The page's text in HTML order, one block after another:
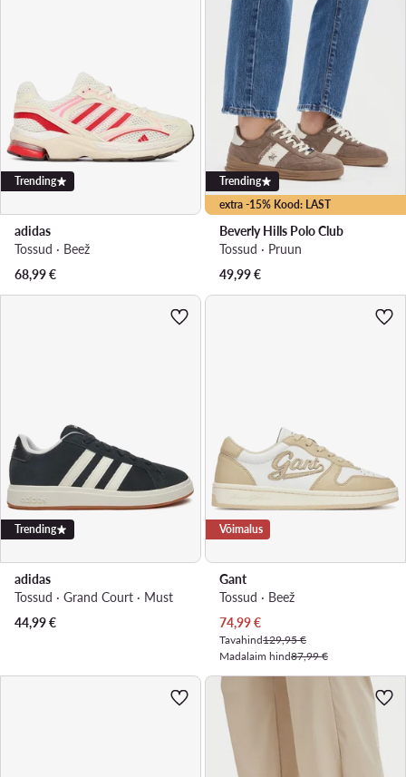
Trending
adidas
Tossud · Beež
68,99€
extra -15% Kood: LAST
Trending
Beverly Hills Polo Club
Tossud · Pruun
49,99€
Trending
adidas
Tossud · Grand Court · Must
44,99€
Võimalus
Gant
Tossud · Beež
Praegune hind
74,99€
Tavahind129,95 €
Madalaim hind87,99 €